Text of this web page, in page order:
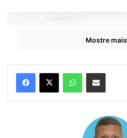
Mostre mais